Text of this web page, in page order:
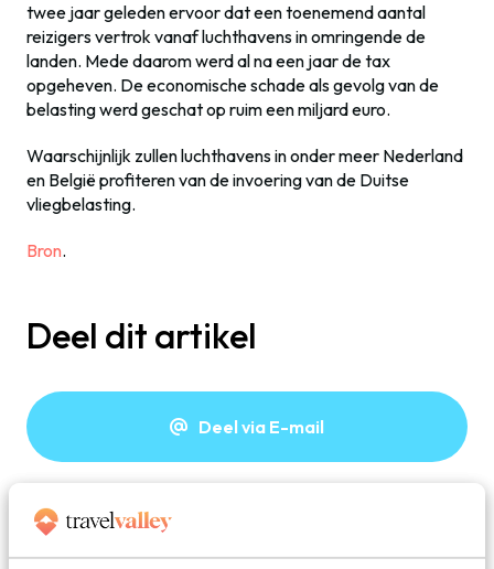
twee jaar geleden ervoor dat een toenemend aantal
reizigers vertrok vanaf luchthavens in omringende de
landen. Mede daarom werd al na een jaar de tax
opgeheven. De economische schade als gevolg van de
belasting werd geschat op ruim een miljard euro.
Waarschijnlijk zullen luchthavens in onder meer Nederland
en België profiteren van de invoering van de Duitse
vliegbelasting.
Bron.
Deel dit artikel
Deel via E-mail